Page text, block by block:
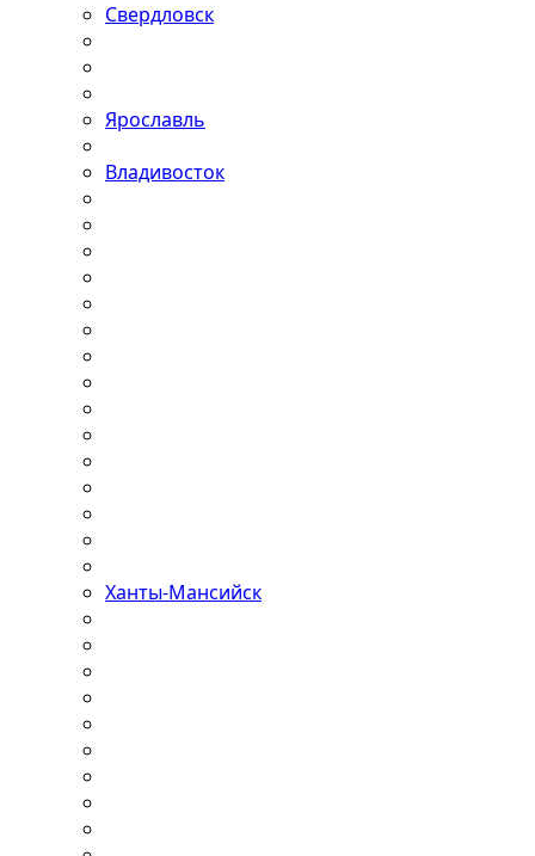
Свердловск
Ярославль
Владивосток
Ханты-Мансийск